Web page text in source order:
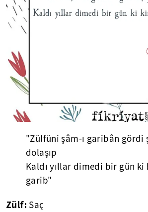
"Zülfüni şâm-ı garibân gördi
dolaşıp
Kaldı yıllar dimedi bir gün ki
garib"
Zülf: Saç